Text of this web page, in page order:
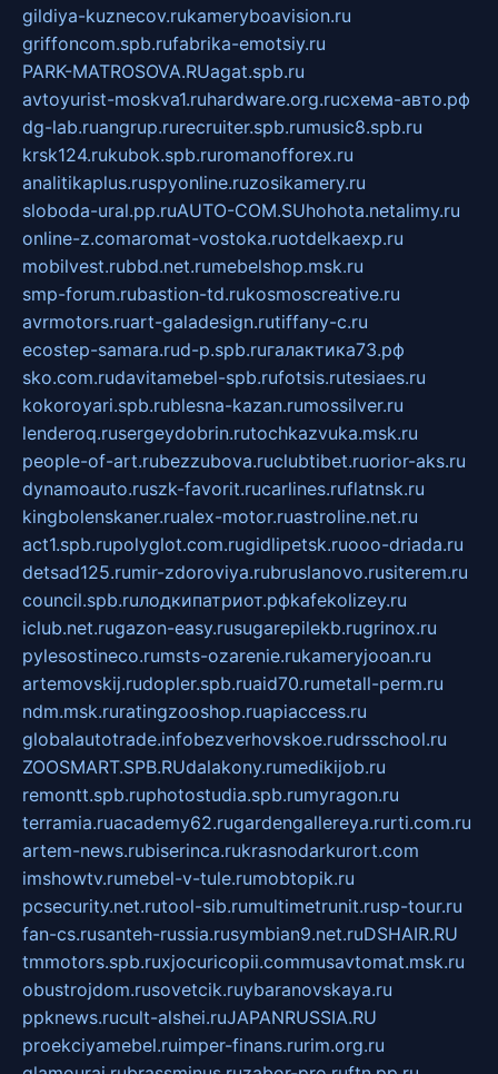
gildiya-kuznecov.rukameryboavision.ru
griffoncom.spb.rufabrika-emotsiy.ru
PARK-MATROSOVA.RUagat.spb.ru
avtoyurist-moskva1.ruhardware.org.ruсхема-авто.рф
dg-lab.ruangrup.rurecruiter.spb.rumusic8.spb.ru
krsk124.rukubok.spb.ruromanofforex.ru
analitikaplus.ruspyonline.ruzosikamery.ru
sloboda-ural.pp.ruAUTO-COM.SUhohota.netalimy.ru
online-z.comaromat-vostoka.ruotdelkaexp.ru
mobilvest.rubbd.net.rumebelshop.msk.ru
smp-forum.rubastion-td.rukosmoscreative.ru
avrmotors.ruart-galadesign.rutiffany-c.ru
ecostep-samara.rud-p.spb.ruгалактика73.рф
sko.com.rudavitamebel-spb.rufotsis.rutesiaes.ru
kokoroyari.spb.rublesna-kazan.rumossilver.ru
lenderoq.rusergeydobrin.rutochkazvuka.msk.ru
people-of-art.rubezzubova.ruclubtibet.ruorior-aks.ru
dynamoauto.ruszk-favorit.rucarlines.ruflatnsk.ru
kingbolenskaner.rualex-motor.ruastroline.net.ru
act1.spb.rupolyglot.com.rugidlipetsk.ruooo-driada.ru
detsad125.rumir-zdoroviya.rubruslanovo.rusiterem.ru
council.spb.ruлодкипатриот.рфkafekolizey.ru
iclub.net.rugazon-easy.rusugarepilekb.rugrinox.ru
pylesostineco.rumsts-ozarenie.rukameryjooan.ru
artemovskij.rudopler.spb.ruaid70.rumetall-perm.ru
ndm.msk.ruratingzooshop.ruapiaccess.ru
globalautotrade.infobezverhovskoe.rudrsschool.ru
ZOOSMART.SPB.RUdalakony.rumedikijob.ru
remontt.spb.ruphotostudia.spb.rumyragon.ru
terramia.ruacademy62.rugardengallereya.rurti.com.ru
artem-news.rubiserinca.rukrasnodarkurort.com
imshowtv.rumebel-v-tule.rumobtopik.ru
pcsecurity.net.rutool-sib.rumultimetrunit.rusp-tour.ru
fan-cs.rusanteh-russia.rusymbian9.net.ruDSHAIR.RU
tmmotors.spb.ruxjocuricopii.commusavtomat.msk.ru
obustrojdom.rusovetcik.ruybaranovskaya.ru
ppknews.rucult-alshei.ruJAPANRUSSIA.RU
proekciyamebel.ruimper-finans.rurim.org.ru